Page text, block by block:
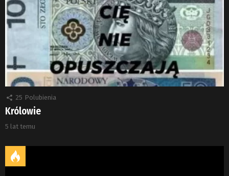
25 Polubienia
Królowie
5 lat temu